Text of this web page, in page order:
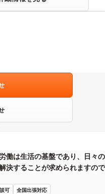
働は生活の基盤であり、日々の
決することが求められますので
可 全国出張対応